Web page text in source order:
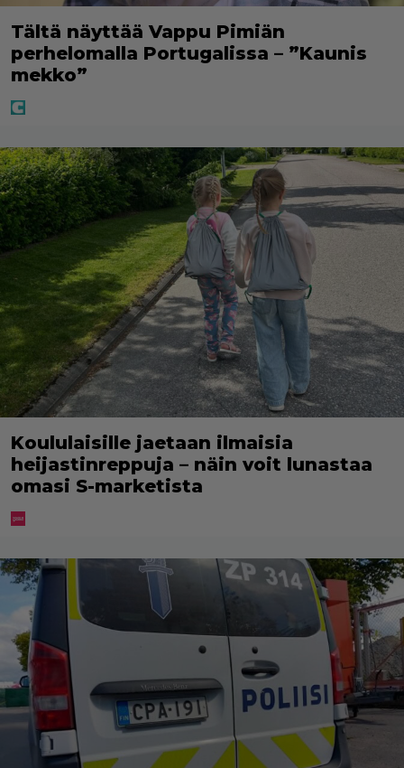
Tältä näyttää Vappu Pimiän
perhelomalla Portugalissa – ”Kaunis
mekko”
Koululaisille jaetaan ilmaisia
heijastinreppuja – näin voit lunastaa
omasi S-marketista